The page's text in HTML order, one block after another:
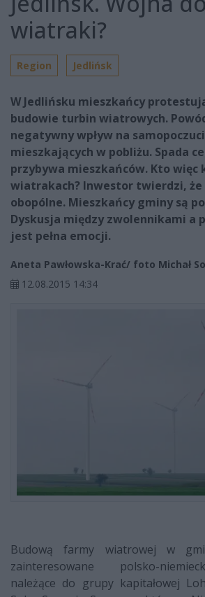
wiatraki?
Region Jedlińsk
W Jedlińsku mieszkańcy
budowie turbin wiatrowych.
negatywny wpływ na
mieszkających w pobliżu. Spada
przybywa mieszkańców. Kto więc
wiatrakach? Inwestor twierdzi, że
obopólne. Mieszkańcy gminy są
Dyskusja między zwolennikami a
jest pełna emocji.
Aneta Pawłowska-Krać/ foto Michał
12.08.2015 14:34
Budową farmy wiatrowej w
zainteresowane polsko-
należące do grupy kapitałowej